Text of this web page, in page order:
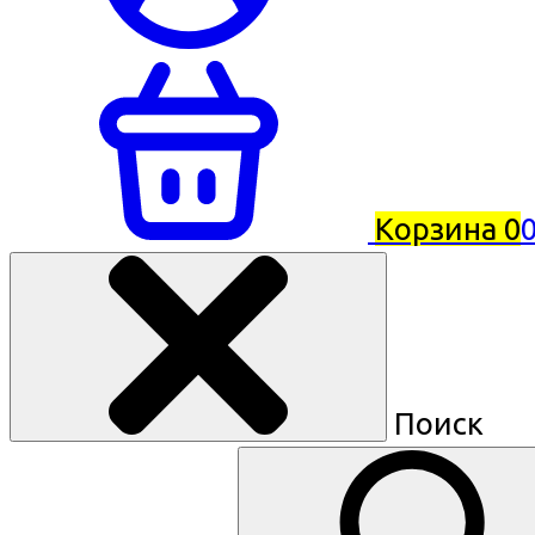
Корзина 0
Поиск